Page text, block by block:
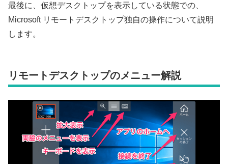
最後に、仮想デスクトップを表示している状態での、
Microsoft リモートデスクトップ独自の操作について説明
します。
リモートデスクトップのメニュー解説